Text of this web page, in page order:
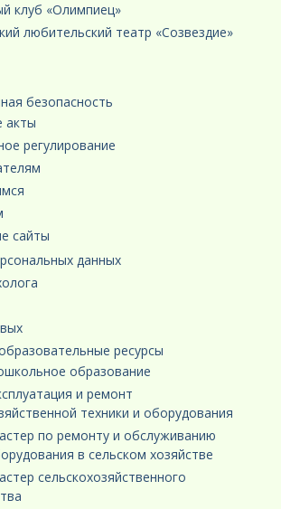
клуб «Олимпиец»
любительский театр «Созвездие»
безопасность
акты
регулирование
сайты
данных
ресурсы
образование
и ремонт
техники и оборудования
по ремонту и обслуживанию
в сельском хозяйстве
сельскохозяйственного